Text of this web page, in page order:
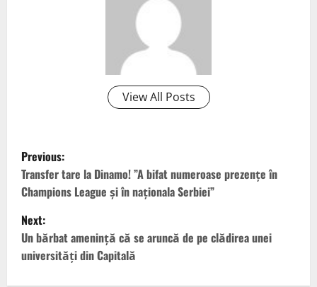
View All Posts
P
o
s
t
n
Previous:
Transfer tare la Dinamo! ”A bifat numeroase prezențe în
Champions League și în naționala Serbiei”
Next:
Un bărbat ameninţă că se aruncă de pe clădirea unei
universităţi din Capitală